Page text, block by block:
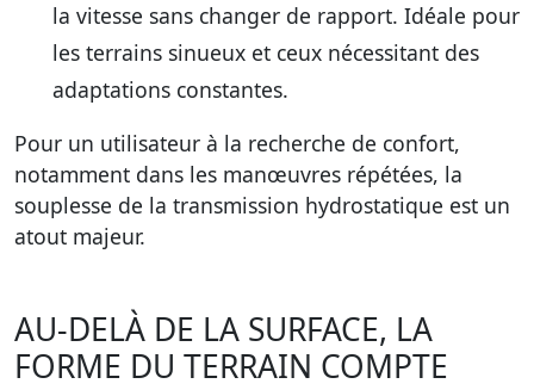
la vitesse sans changer de rapport. Idéale pour
les terrains sinueux et ceux nécessitant des
adaptations constantes.
Pour un utilisateur à la recherche de confort,
notamment dans les manœuvres répétées, la
souplesse de la transmission hydrostatique est un
atout majeur.
AU-DELÀ DE LA SURFACE, LA
FORME DU TERRAIN COMPTE